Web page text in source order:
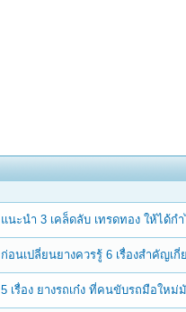
แนะนำ 3 เคล็ดลับ เทรดทอง ให้ได้ก
ก่อนเปลี่ยนยางควรรู้ 6 เรื่องสำคัญเ
5 เรื่อง ยางรถเก๋ง ที่คนขับรถมือใหม่